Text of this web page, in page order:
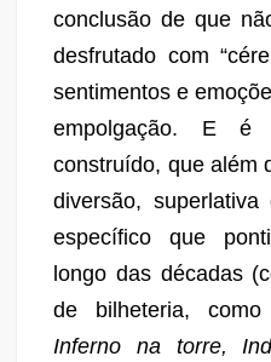
conclusão de que
desfrutado com
sentimentos e
empolgação. E é
construído, que além
diversão,
específico que
longo das décadas
de bilheteria, como
Inferno na torre,